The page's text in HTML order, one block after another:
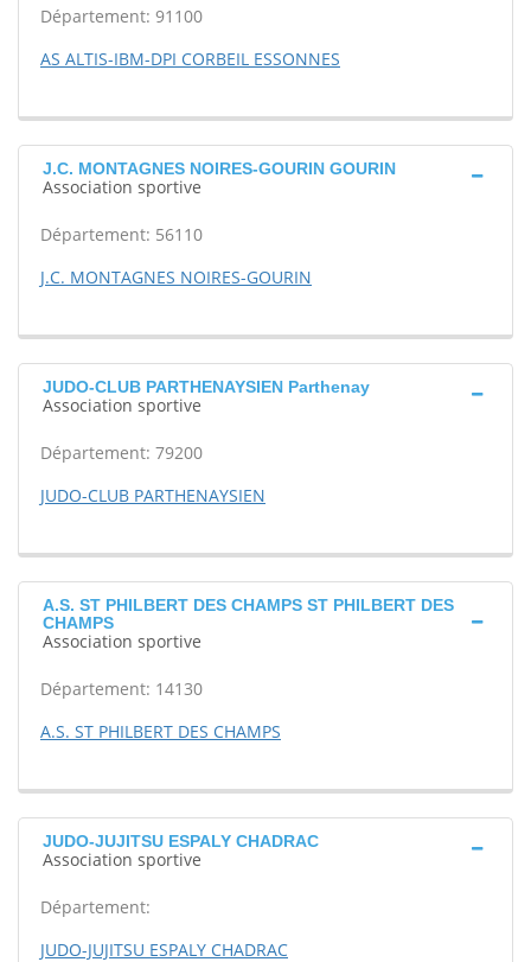
Département: 91100
AS ALTIS-IBM-DPI CORBEIL ESSONNES
J.C. MONTAGNES NOIRES-GOURIN GOURIN
Association sportive
Département: 56110
J.C. MONTAGNES NOIRES-GOURIN
JUDO-CLUB PARTHENAYSIEN Parthenay
Association sportive
Département: 79200
JUDO-CLUB PARTHENAYSIEN
A.S. ST PHILBERT DES CHAMPS ST PHILBERT DES
CHAMPS
Association sportive
Département: 14130
A.S. ST PHILBERT DES CHAMPS
JUDO-JUJITSU ESPALY CHADRAC
Association sportive
Département:
JUDO-JUJITSU ESPALY CHADRAC